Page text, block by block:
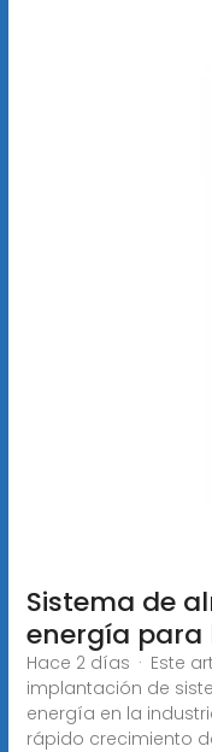
Sistema de
energía para
Hace 2 días · Este
implantación de
energía en la
rápido crecimiento